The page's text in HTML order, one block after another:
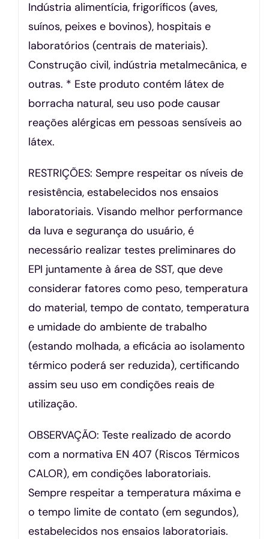
Indústria alimentícia, frigoríficos (aves,
suínos, peixes e bovinos), hospitais e
laboratórios (centrais de materiais).
Construção civil, indústria metalmecânica, e
outras. * Este produto contém látex de
borracha natural, seu uso pode causar
reações alérgicas em pessoas sensíveis ao
látex.
RESTRIÇÕES: Sempre respeitar os níveis de
resistência, estabelecidos nos ensaios
laboratoriais. Visando melhor performance
da luva e segurança do usuário, é
necessário realizar testes preliminares do
EPI juntamente à área de SST, que deve
considerar fatores como peso, temperatura
do material, tempo de contato, temperatura
e umidade do ambiente de trabalho
(estando molhada, a eficácia ao isolamento
térmico poderá ser reduzida), certificando
assim seu uso em condições reais de
utilização.
OBSERVAÇÃO: Teste realizado de acordo
com a normativa EN 407 (Riscos Térmicos
CALOR), em condições laboratoriais.
Sempre respeitar a temperatura máxima e
o tempo limite de contato (em segundos),
estabelecidos nos ensaios laboratoriais.